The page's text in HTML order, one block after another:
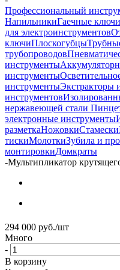
Профессиональный
НапильникиГаечные ключи
для электроинструментов
ключиПлоскогубцы
трубопроводов
инструменты
инструменты
инструментыЭкстракторы
инструментов
нержавеющей стали
электронные инструменты
разметкаНожовкиСтамески
тискиМолоткиЗубила и
монтировкиДомкраты
-Мультипликатор
294 000 руб./шт
Много
-
В корзину